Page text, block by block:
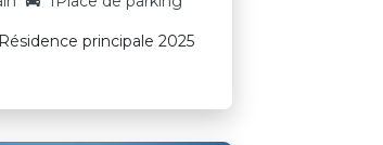
principale 2025